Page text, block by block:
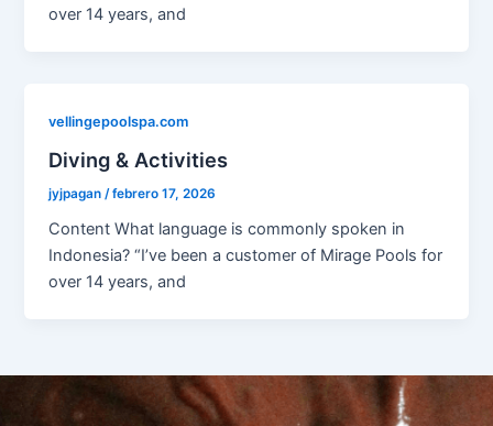
over 14 years, and
vellingepoolspa.com
Diving & Activities
jyjpagan /febrero 17, 2026
Content What language is commonly spoken in
Indonesia? “I’ve been a customer of Mirage Pools for
over 14 years, and